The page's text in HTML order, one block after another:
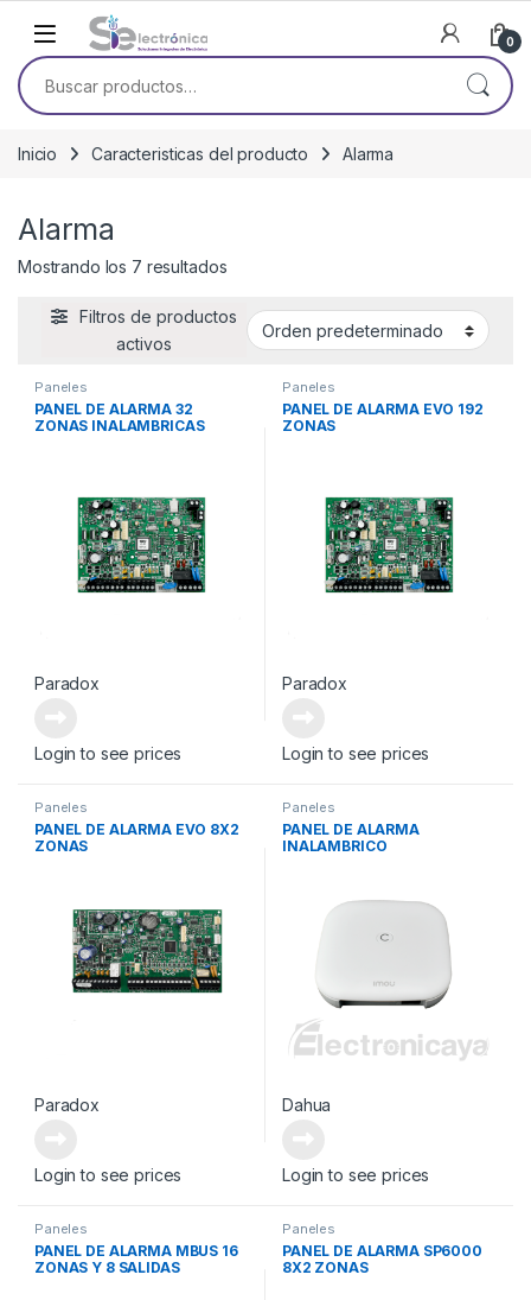
Skip to navigation
Skip to content
0
Buscar por:
Inicio Caracteristicas del producto Alarma
Alarma
Mostrando los 7 resultados
Filtros de productos
activos
Paneles
PANEL DE ALARMA 32
ZONAS INALAMBRICAS
Paradox
Login to see prices
Paneles
PANEL DE ALARMA EVO 192
ZONAS
Paradox
Login to see prices
Paneles
PANEL DE ALARMA EVO 8X2
ZONAS
Paradox
Login to see prices
Paneles
PANEL DE ALARMA
INALAMBRICO
Dahua
Login to see prices
Paneles
PANEL DE ALARMA MBUS 16
ZONAS Y 8 SALIDAS
Paneles
PANEL DE ALARMA SP6000
8X2 ZONAS